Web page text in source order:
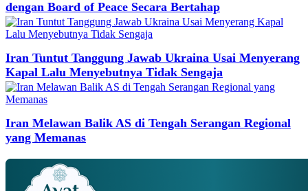
dengan Board of Peace Secara Bertahap
Iran Tuntut Tanggung Jawab Ukraina Usai Menyerang
Kapal Lalu Menyebutnya Tidak Sengaja
Iran Melawan Balik AS di Tengah Serangan Regional
yang Memanas